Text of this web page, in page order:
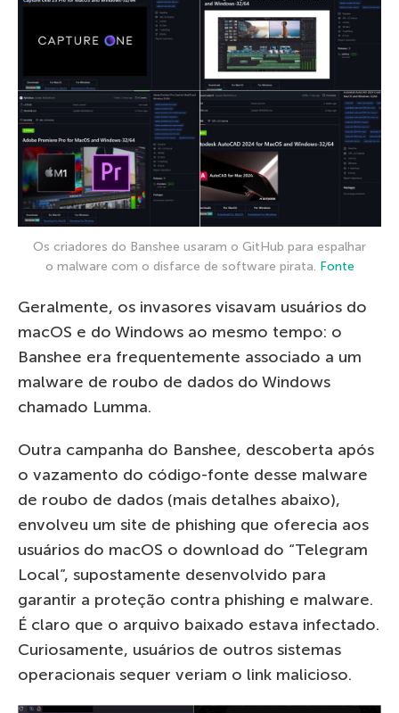
Os criadores do Banshee usaram o GitHub para espalhar
o malware com o disfarce de software pirata. Fonte
Geralmente, os invasores visavam usuários do
macOS e do Windows ao mesmo tempo: o
Banshee era frequentemente associado a um
malware de roubo de dados do Windows
chamado Lumma.
Outra campanha do Banshee, descoberta após
o vazamento do código-fonte desse malware
de roubo de dados (mais detalhes abaixo),
envolveu um site de phishing que oferecia aos
usuários do macOS o download do “Telegram
Local”, supostamente desenvolvido para
garantir a proteção contra phishing e malware.
É claro que o arquivo baixado estava infectado.
Curiosamente, usuários de outros sistemas
operacionais sequer veriam o link malicioso.